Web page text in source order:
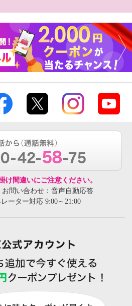
け間違いにご注意ください。
お問い合わせ：音声自動応答
ーター対応 9:00～21:00